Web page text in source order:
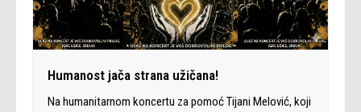
Humanost jača strana užičana!
Na humanitarnom koncertu za pomoć Tijani Melović, koji